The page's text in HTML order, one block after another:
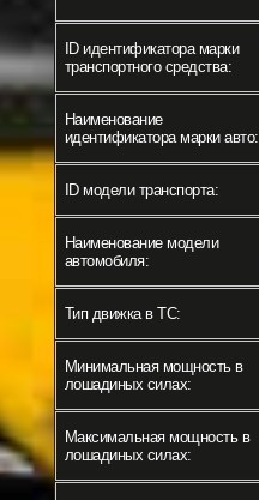
ID идентификатора марки
транспортного средства:
Наименование
идентификатора марки авто:
ID модели транспорта:
Наименование модели
автомобиля:
Тип движка в ТС:
Минимальная мощность в
лошадиных силах:
Максимальная мощность в
лошадиных силах: